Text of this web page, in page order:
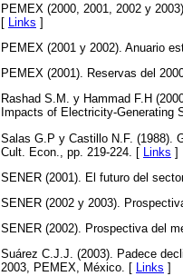
PEMEX (2000, 2001, 2002 y
[
Links ]
PEMEX (2001 y 2002). Anuario
PEMEX (2001). Reservas del
Rashad S.M. y Hammad F.H
Impacts of Electricity-Generating
Salas G.P y Castillo N.F. (1988).
Cult. Econ., pp. 219-224. [ Links ]
SENER (2001). El futuro del
SENER (2002 y 2003).
SENER (2002). Prospectiva del
Suárez C.J.J. (2003). Padece
2003, PEMEX, México. [ Links ]